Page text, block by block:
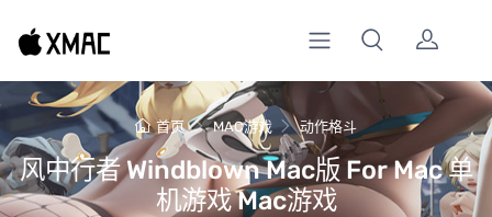
首页 MAC游戏 动作格斗
风中行者 Windblown Mac版 For Mac 单
机游戏 Mac游戏